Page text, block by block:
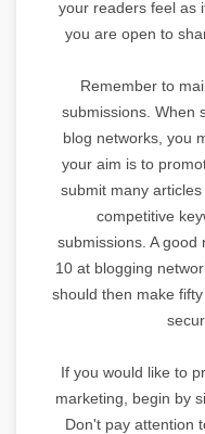
your readers feel as
you are open to
Remember to
submissions. When
blog networks, you
your aim is to
submit many
competitive
submissions. A
10 at blogging
should then make
If you would like to
marketing, begin by
Don't pay attention